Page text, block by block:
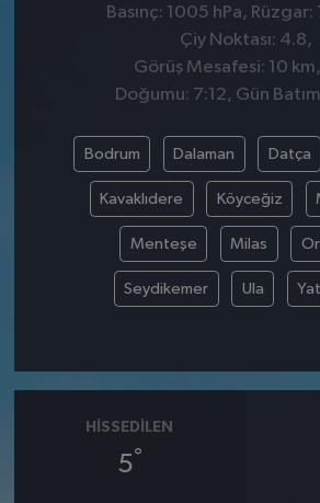
Basınç: 1005 hPa,
Çiy Noktası: 4.8,
Görüş Mesafesi: 10
Doğumu: 7:12, Gün
Bodrum Dalaman Datça
Kavaklıdere Köyceğiz
Menteşe Milas
Seydikemer Ula
HISSEDILEN
5°